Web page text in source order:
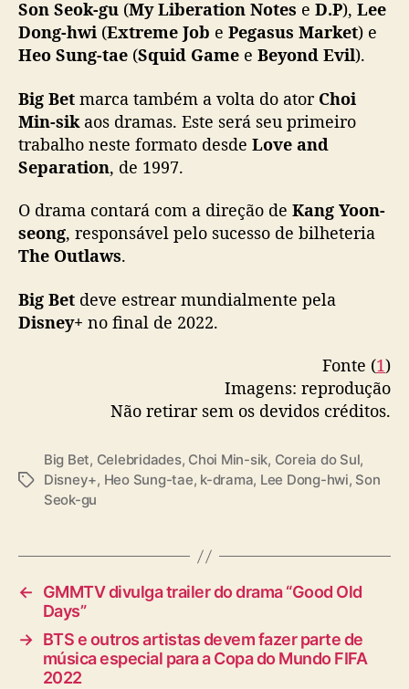
c
o
d
e
o
v
o
d
r
Son Seok-gu (My Liberation Notes e D.P), Lee
Dong-hwi (Extreme Job e Pegasus Market) e
Heo Sung-tae (Squid Game e Beyond Evil).
Big Bet marca também a volta do ator Choi
Min-sikaos dramas. Este será seu primeiro
trabalho neste formato desde Love and
Separation, de 1997.
O drama contará com a direção de Kang Yoon-
seong, responsável pelo sucesso de bilheteria
The Outlaws.
Big Bet deve estrear mundialmente pela
Disney+ no final de 2022.
Fonte (1)
Imagens: reprodução
Não retirar sem os devidos créditos.
T
Big Bet, Celebridades, Choi Min-sik, Coreia do Sul,
Disney+, Heo Sung-tae, k-drama, Lee Dong-hwi, Son
Seok-gu
←
GMMTV divulga trailer do drama “Good Old
Days”
→ BTS e outros artistas devem fazer parte de
música especial para a Copa do Mundo FIFA
2022